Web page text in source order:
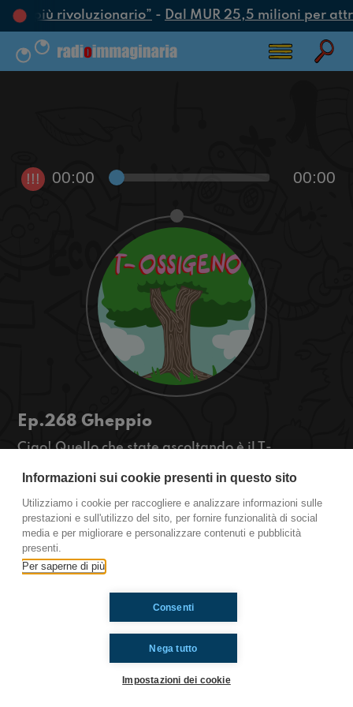
più rivoluzionario”- Dal MUR 25,5 milioni per
!!! 00:00 00:00
Ep.268 Gheppio
Ciao! Quello che state ascoltando è il T-
Radioimmaginaria in cui vi parlo di ambiente,
natura e animali. Oggi parleremo del gheppio.
https://www.radioimmaginaria.it
Ti è piaciuto? Condividilo!
Informazioni sui cookie presenti in questo sito
Utilizziamo i cookie per raccogliere e analizzare informazioni sulle
prestazioni e sull'utilizzo del sito, per fornire funzionalità di social
media e per migliorare e personalizzare contenuti e pubblicità
presenti.
Per saperne di più
Nega tutto
Consenti
Impostazioni dei cookie